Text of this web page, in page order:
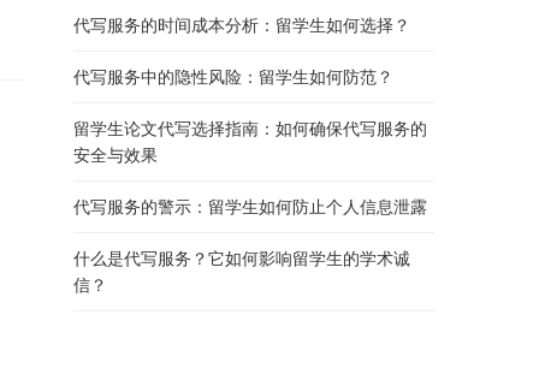
代写服务的时间成本分析：留学生如何选择？
代写服务中的隐性风险：留学生如何防范？
留学生论文代写选择指南：如何确保代写服务的
安全与效果
代写服务的警示：留学生如何防止个人信息泄露
什么是代写服务？它如何影响留学生的学术诚
信？